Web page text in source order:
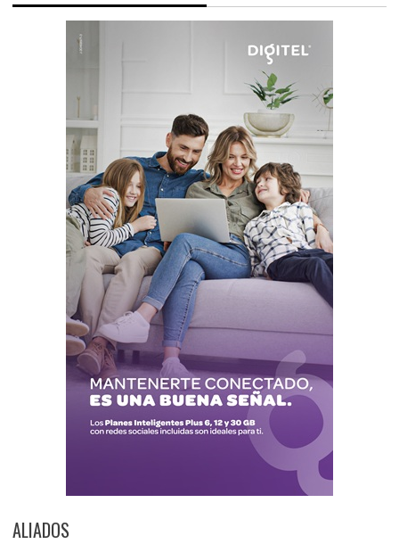
ALIADOS